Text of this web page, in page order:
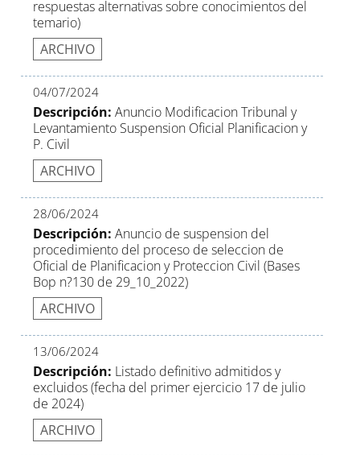
respuestas alternativas sobre conocimientos del
temario)
ARCHIVO
04/07/2024
Descripción:Anuncio Modificacion Tribunal y
Levantamiento Suspension Oficial Planificacion y
P. Civil
ARCHIVO
28/06/2024
Descripción:Anuncio de suspension del
procedimiento del proceso de seleccion de
Oficial de Planificacion y Proteccion Civil (Bases
Bop n?130 de 29_10_2022)
ARCHIVO
13/06/2024
Descripción: Listado definitivo admitidos y
excluidos (fecha del primer ejercicio 17 de julio
de 2024)
ARCHIVO